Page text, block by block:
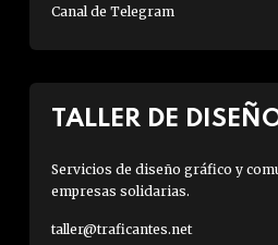
Canal de Telegram
TALLER DE
Servicios de diseño gráfico y
empresas solidarias.
taller@traficantes.net